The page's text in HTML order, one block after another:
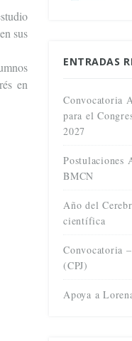
sus
en
ENTRADAS
Convocatoria
para el
2027
Postulaciones
BMCN
Año del
científica
Convocatoria
(CPJ)
Apoya a